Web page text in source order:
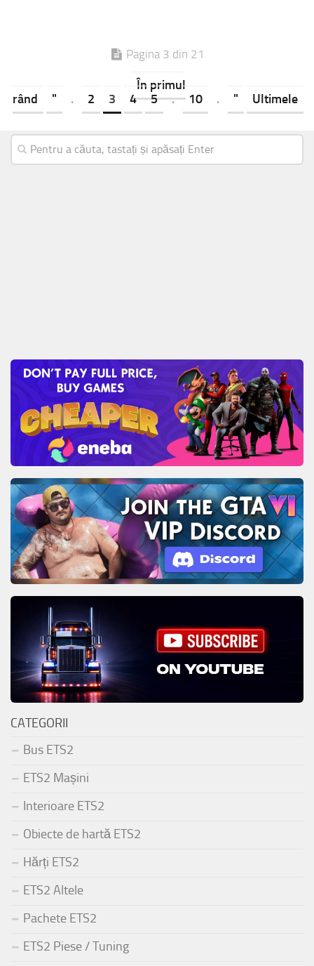
Pagina 3 din 21
În primul
rând
" . 2 3 4 5 . 10 . " Ultimele
CATEGORII
Bus ETS2
ETS2 Mașini
Interioare ETS2
Obiecte de hartă ETS2
Hărți ETS2
ETS2 Altele
Pachete ETS2
ETS2 Piese / Tuning